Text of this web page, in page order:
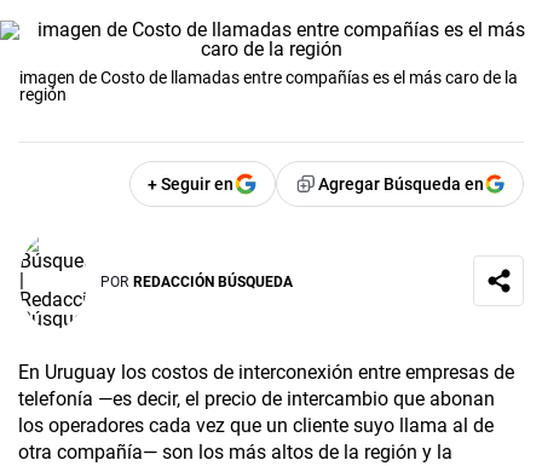
imagen de Costo de llamadas entre compañías es el más caro de la
región
+ Seguir en Agregar Búsqueda en
POR REDACCIÓN BÚSQUEDA
En Uruguay los costos de interconexión entre empresas de
telefonía —es decir, el precio de intercambio que abonan
los operadores cada vez que un cliente suyo llama al de
otra compañía— son los más altos de la región y la